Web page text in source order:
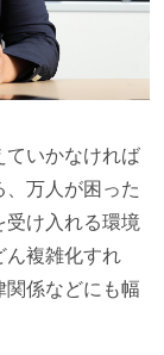
ていかなければ
万人が困った
受け入れる環境
ん複雑化すれ
係などにも幅